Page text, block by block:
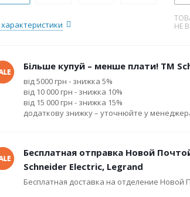
характеристики
НЕ
Більше купуй – менше плати! ТМ
від 5000 грн - знижка 5%
від 10 000 грн - знижка 10%
від 15 000 грн - знижка 15%
додаткову знижку – уточнюйте у
Бесплатная отправка Новой
Schneider Electric, Legrand
Бесплатная доставка на отделение Новой